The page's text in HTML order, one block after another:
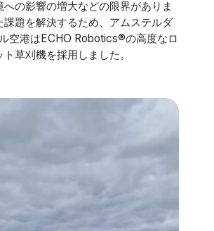
への影響の増大などの限界がありま
課題を解決するため、アムステルダ
空港はECHO Robotics®の高度なロ
ト草刈機を採用しました。